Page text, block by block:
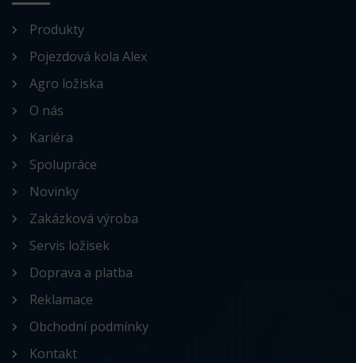
Produkty
Pojezdová kola Alex
Agro ložiska
O nás
Kariéra
Spolupráce
Novinky
Zakázková výroba
Servis ložisek
Doprava a platba
Reklamace
Obchodní podmínky
Kontakt